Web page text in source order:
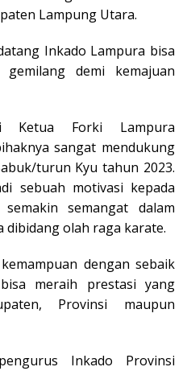
Lampung Utara.
Inkado Lampura bisa
demi kemajuan
Ketua Forki Lampura
sangat mendukung
turun Kyu tahun 2023.
sebuah motivasi kepada
semangat dalam
dibidang olah raga karate.
dengan sebaik
meraih prestasi yang
Provinsi maupun
Inkado Provinsi